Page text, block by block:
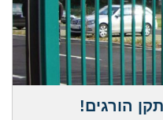
הורגים!